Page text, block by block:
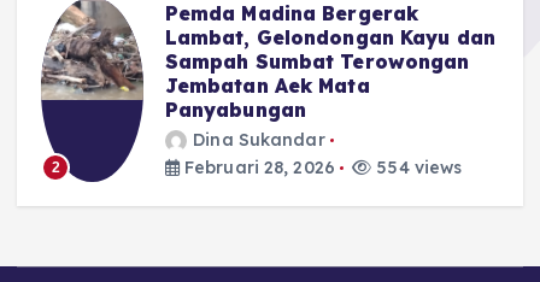
Advocat Nasional : Hal Kecil
Saja DPRD Tidak Berani,
Apalagi Soal APBD Madina
Dina Sukandar
Februari 28, 2026